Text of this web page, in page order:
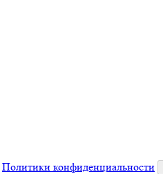
Политики конфиденциальности